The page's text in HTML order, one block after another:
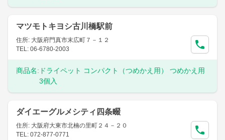
マツモトキヨシ古川橋駅前
住所: 大阪府門真市末広町７－１２
TEL: 06-6780-2003
商品名: ドライペット コンパクト（つめかえ用） つめかえ用
3個入
ダイエーグルメシティ四条畷
住所: 大阪府大東市北楠の里町２４－２０
TEL: 072-877-0771